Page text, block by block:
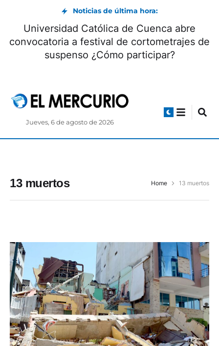
Noticias de última hora:
Universidad Católica de Cuenca abre
convocatoria a festival de cortometrajes de
suspenso ¿Cómo participar?
Jueves, 6 de agosto de 2026
13 muertos Home 13 muertos